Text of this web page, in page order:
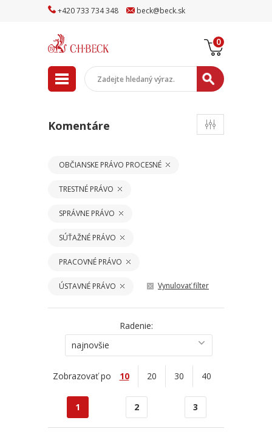
+420733 734348 beck@beck.sk
0
Komentáre
OBČIANSKE PRÁVO PROCESNÉ
TRESTNÉ PRÁVO
SPRÁVNE PRÁVO
SÚŤAŽNÉ PRÁVO
PRACOVNÉ PRÁVO
ÚSTAVNÉ PRÁVO Vynulovať filter
Radenie:
najnovšie
Zobrazovať po 10 20 30 40
1 2 3